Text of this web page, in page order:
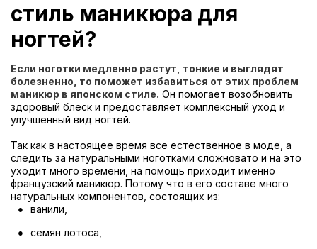
стиль маникюра для
ногтей?
Если ноготки медленно растут, тонкие и выглядят
болезненно, то поможет избавиться от этих проблем
маникюр в японском стиле. Он помогает возобновить
здоровый блеск и предоставляет комплексный уход и
улучшенный вид ногтей.
Так как в настоящее время все естественное в моде, а
следить за натуральными ноготками сложновато и на это
уходит много времени, на помощь приходит именно
французский маникюр. Потому что в его составе много
натуральных компонентов, состоящих из:
ванили,
семян лотоса,